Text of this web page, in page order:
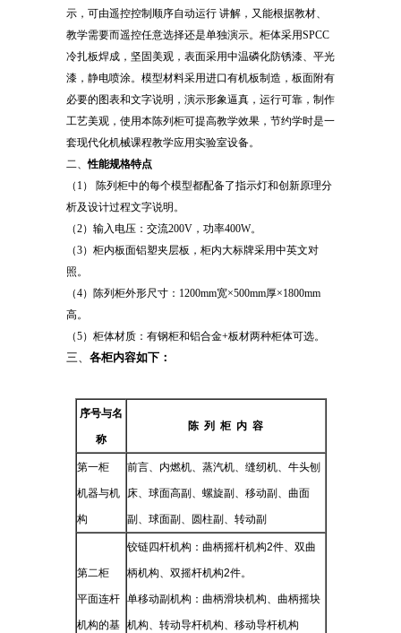
示，可由遥控控制顺序自动运行 讲解，又能根据教材、
教学需要而遥控任意选择还是单独演示。柜体采用SPCC
冷扎板焊成，坚固美观，表面采用中温磷化防锈漆、平光
漆，静电喷涂。模型材料采用进口有机板制造，板面附有
必要的图表和文字说明，演示形象逼真，运行可靠，制作
工艺美观，使用本陈列柜可提高教学效果，节约学时是一
套现代化机械课程教学应用实验室设备。
二、性能规格特点
（1） 陈列柜中的每个模型都配备了指示灯和创新原理分
析及设计过程文字说明。
（2）输入电压：交流200V，功率400W。
（3）柜内板面铝塑夹层板，柜内大标牌采用中英文对
照。
（4）陈列柜外形尺寸：1200mm宽×500mm厚×1800mm
高。
（5）柜体材质：有钢柜和铝合金+板材两种柜体可选。
三、 各柜内容如下：
序号与名
称
陈 列 柜 内 容
第一柜
机器与机
构
前言、内燃机、蒸汽机、缝纫机、牛头刨
床、球面高副、螺旋副、移动副、曲面
副、球面副、圆柱副、转动副
第二柜
平面连杆
机构的基
铰链四杆机构：曲柄摇杆机构2件、双曲
柄机构、双摇杆机构2件。
单移动副机构：曲柄滑块机构、曲柄摇块
机构、转动导杆机构、移动导杆机构